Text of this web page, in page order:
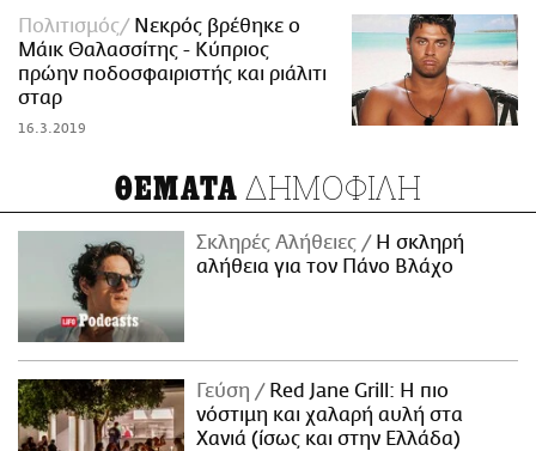
Πολιτισμός
Νεκρός βρέθηκε ο
Μάικ Θαλασσίτης - Κύπριος
πρώην ποδοσφαιριστής και ριάλιτι
σταρ
16.3.2019
ΘΕΜΑΤΑ ΔΗΜΟΦΙΛΗ
Σκληρές Αλήθειες
H σκληρή
αλήθεια για τον Πάνο Βλάχο
Γεύση
Red Jane Grill: Η πιο
νόστιμη και χαλαρή αυλή στα
Χανιά (ίσως και στην Ελλάδα)